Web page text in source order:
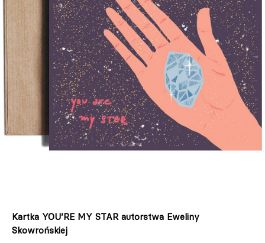
Kartka YOU’RE MY STAR autorstwa Eweliny
Skowrońskiej